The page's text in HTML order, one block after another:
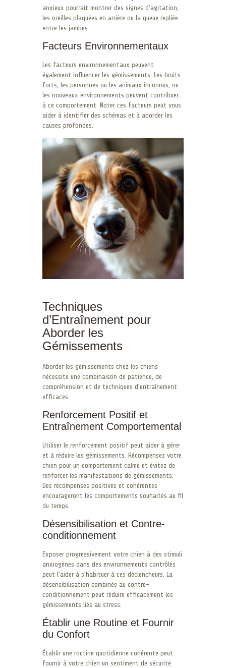
anxieux pourrait montrer des signes d’agitation,
les oreilles plaquées en arrière ou la queue repliée
entre les jambes.
Facteurs Environnementaux
Les facteurs environnementaux peuvent
également influencer les gémissements. Les bruits
forts, les personnes ou les animaux inconnus, ou
les nouveaux environnements peuvent contribuer
à ce comportement. Noter ces facteurs peut vous
aider à identifier des schémas et à aborder les
causes profondes.
Techniques
d’Entraînement pour
Aborder les
Gémissements
Aborder les gémissements chez les chiens
nécessite une combinaison de patience, de
compréhension et de techniques d’entraînement
efficaces.
Renforcement Positif et
Entraînement Comportemental
Utiliser le renforcement positif peut aider à gérer
et à réduire les gémissements. Récompensez votre
chien pour un comportement calme et évitez de
renforcer les manifestations de gémissements.
Des récompenses positives et cohérentes
encourageront les comportements souhaités au fil
du temps.
Désensibilisation et Contre-
conditionnement
Exposer progressivement votre chien à des stimuli
anxiogènes dans des environnements contrôlés
peut l’aider à s’habituer à ces déclencheurs. La
désensibilisation combinée au contre-
conditionnement peut réduire efficacement les
gémissements liés au stress.
Établir une Routine et Fournir
du Confort
Établir une routine quotidienne cohérente peut
fournir à votre chien un sentiment de sécurité.